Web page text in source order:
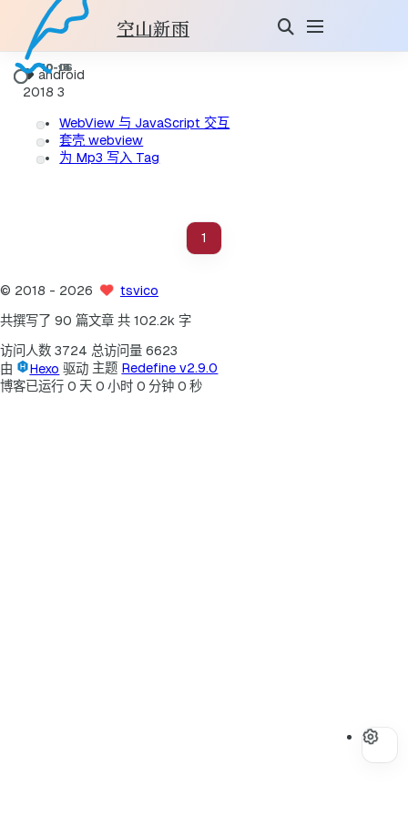
空山新雨
android
2018 3
WebView 与 JavaScript 交互
套壳 webview
为 Mp3 写入 Tag
1
© 2018 - 2026 tsvico
共撰写了 90 篇文章 共 102.2k 字
访问人数 3724 总访问量 6623
由
Hexo 驱动 主题 Redefine v2.9.0
博客已运行 0 天 0 小时 0 分钟 0 秒